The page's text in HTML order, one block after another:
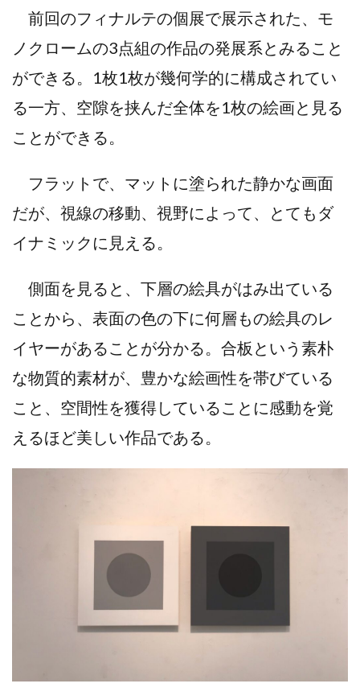
前回のフィナルテの個展で展示された、モ
ノクロームの3点組の作品の発展系とみること
ができる。1枚1枚が幾何学的に構成されてい
る一方、空隙を挟んだ全体を1枚の絵画と見る
ことができる。
フラットで、マットに塗られた静かな画面
だが、視線の移動、視野によって、とてもダ
イナミックに見える。
側面を見ると、下層の絵具がはみ出ている
ことから、表面の色の下に何層もの絵具のレ
イヤーがあることが分かる。合板という素朴
な物質的素材が、豊かな絵画性を帯びている
こと、空間性を獲得していることに感動を覚
えるほど美しい作品である。